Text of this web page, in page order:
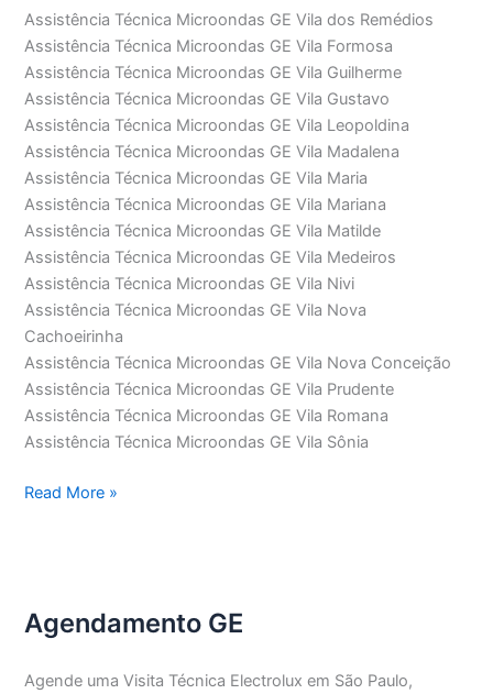
Assistência Técnica Microondas GE Vila dos Remédios
Assistência Técnica Microondas GE Vila Formosa
Assistência Técnica Microondas GE Vila Guilherme
Assistência Técnica Microondas GE Vila Gustavo
Assistência Técnica Microondas GE Vila Leopoldina
Assistência Técnica Microondas GE Vila Madalena
Assistência Técnica Microondas GE Vila Maria
Assistência Técnica Microondas GE Vila Mariana
Assistência Técnica Microondas GE Vila Matilde
Assistência Técnica Microondas GE Vila Medeiros
Assistência Técnica Microondas GE Vila Nivi
Assistência Técnica Microondas GE Vila Nova
Cachoeirinha
Assistência Técnica Microondas GE Vila Nova Conceição
Assistência Técnica Microondas GE Vila Prudente
Assistência Técnica Microondas GE Vila Romana
Assistência Técnica Microondas GE Vila Sônia
Assistência
Read More »
Agendamento GE
Agende uma Visita Técnica Electrolux em São Paulo,